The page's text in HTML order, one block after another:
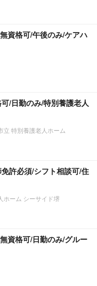
資格可/午後のみ/ケアハ
/日勤のみ/特別養護老人
立 特別養護老人ホーム
許必須/シフト相談可/住
ホーム シーサイド堺
資格可/日勤のみ/グルー